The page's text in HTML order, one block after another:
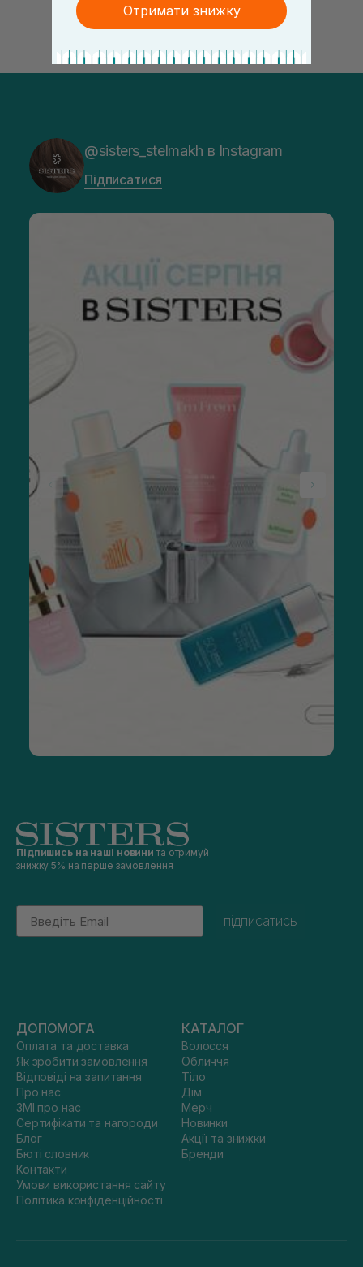
@sisters_stelmakh в Instagram
Підписатися
Підпишись на наші новини та отримуй
знижку 5% на перше замовлення
Email
підписатись
ДОПОМОГА
Оплата та доставка
Як зробити замовлення
Відповіді на запитання
Про нас
ЗМІ про нас
Сертифікати та нагороди
Блог
Бюті словник
Контакти
Умови використання сайту
Політика конфіденційності
КАТАЛОГ
Волосся
Обличчя
Тіло
Дім
Мерч
Новинки
Акції та знижки
Бренди
Отримати знижку